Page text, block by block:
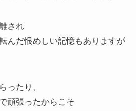
され
んだ恨めしい記憶もありますが
ったり、
頑張ったからこそ